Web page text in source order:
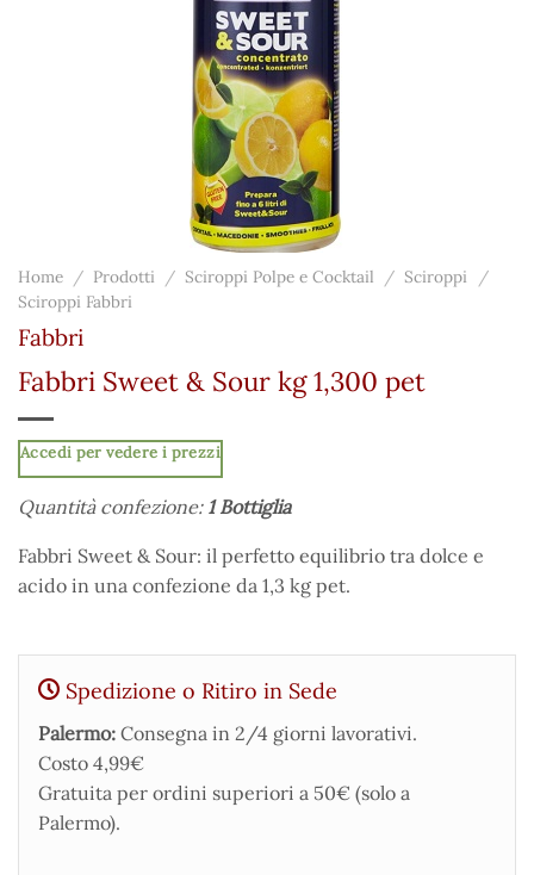
Home / Prodotti / Sciroppi Polpe e Cocktail / Sciroppi
/
Sciroppi Fabbri
Fabbri
Fabbri Sweet & Sour kg 1,300 pet
Accedi per vedere i prezzi
Quantità confezione: 1 Bottiglia
Fabbri Sweet & Sour: il perfetto equilibrio tra dolce e
acido in una confezione da 1,3 kg pet.
Spedizione o Ritiro in Sede
Palermo: Consegna in 2/4 giorni lavorativi.
Costo 4,99€
Gratuita per ordini superiori a 50€ (solo a
Palermo).